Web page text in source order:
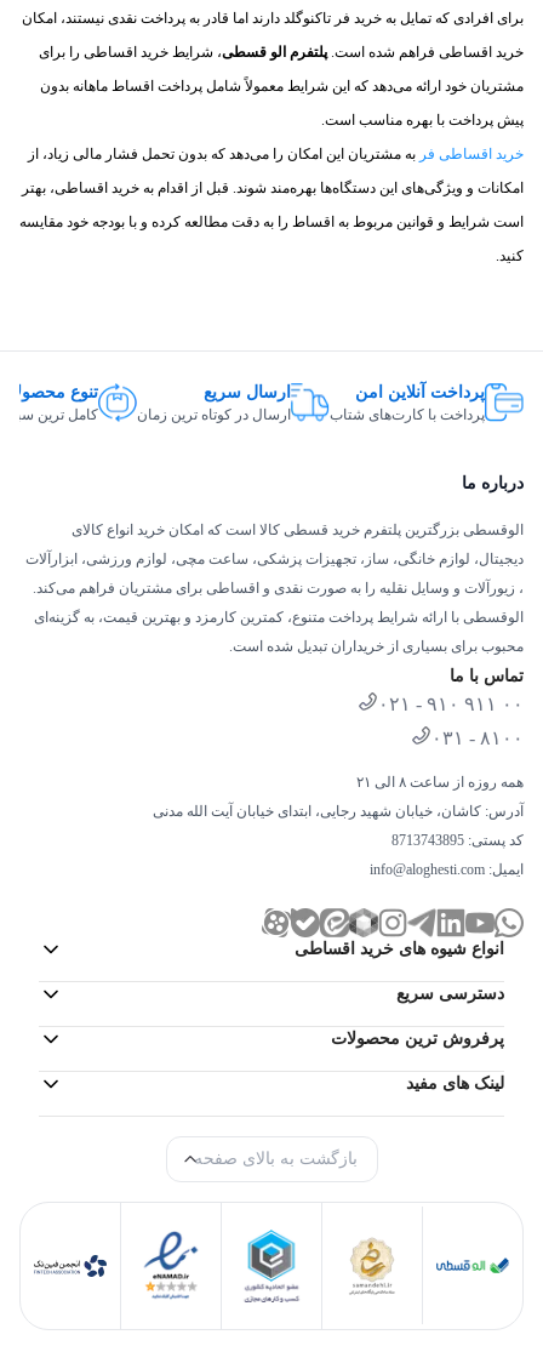
برای افرادی که تمایل به خرید فر تاکنوگلد دارند اما قادر به پرداخت نقدی نیستند، امکان
خرید اقساطی فراهم شده است.پلتفرم الو قسطی، شرایط خرید اقساطی را برای
مشتریان خود ارائه می‌دهد که این شرایط معمولاً شامل پرداخت اقساط ماهانه بدون
پیش پرداخت با بهره مناسب است.
خرید اقساطی فر به مشتریان این امکان را می‌دهد که بدون تحمل فشار مالی زیاد، از
امکانات و ویژگی‌های این دستگاه‌ها بهره‌مند شوند. قبل از اقدام به خرید اقساطی، بهتر
است شرایط و قوانین مربوط به اقساط را به دقت مطالعه کرده و با بودجه خود مقایسه
کنید.
پرداخت آنلاین امن
پرداخت با کارت‌های شتاب
ارسال سریع
ارسال در کوتاه ترین زمان
تنوع
کامل ترین سبد
تماس با ما
۰۲۱ - ۹۱۰ ۹۱۱ ۰۰
۰۳۱ - ۸۱۰۰
همه روزه از ساعت ۸ الی ۲۱
آدرس: کاشان، خیابان شهید رجایی، ابتدای خیابان آیت الله مدنی
کد پستی: 8713743895
ایمیل: info@aloghesti.com
انواع شیوه های خرید اقساطی
دسترسی سریع
پرفروش ترین محصولات
لینک های مفید
درباره ما
الوقسطی بزرگترین پلتفرم خرید قسطی کالا است که امکان خرید انواع کالای
دیجیتال، لوازم خانگی، ساز، تجهیزات پزشکی، ساعت مچی، لوازم ورزشی، ابزارآلات
، زیورآلات و وسایل نقلیه را به صورت نقدی و اقساطی برای مشتریان فراهم می‌کند.
الوقسطی با ارائه شرایط پرداخت متنوع، کمترین کارمزد و بهترین قیمت، به گزینه‌ای
محبوب برای بسیاری از خریداران تبدیل شده است.
بازگشت به بالای صفحه